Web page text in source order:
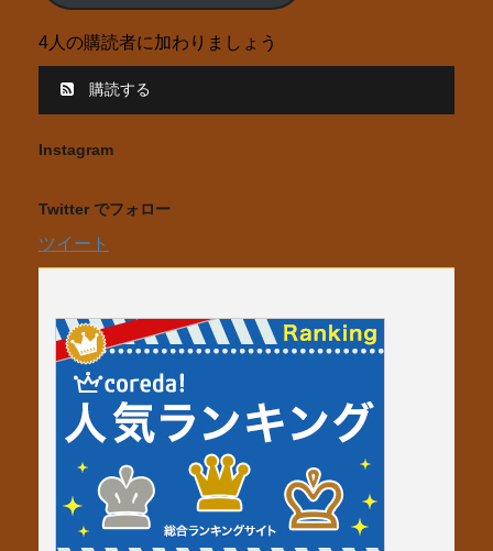
レ
4人の購読者に加わりましょう
購読する
Instagram
Twitter でフォロー
ツイート